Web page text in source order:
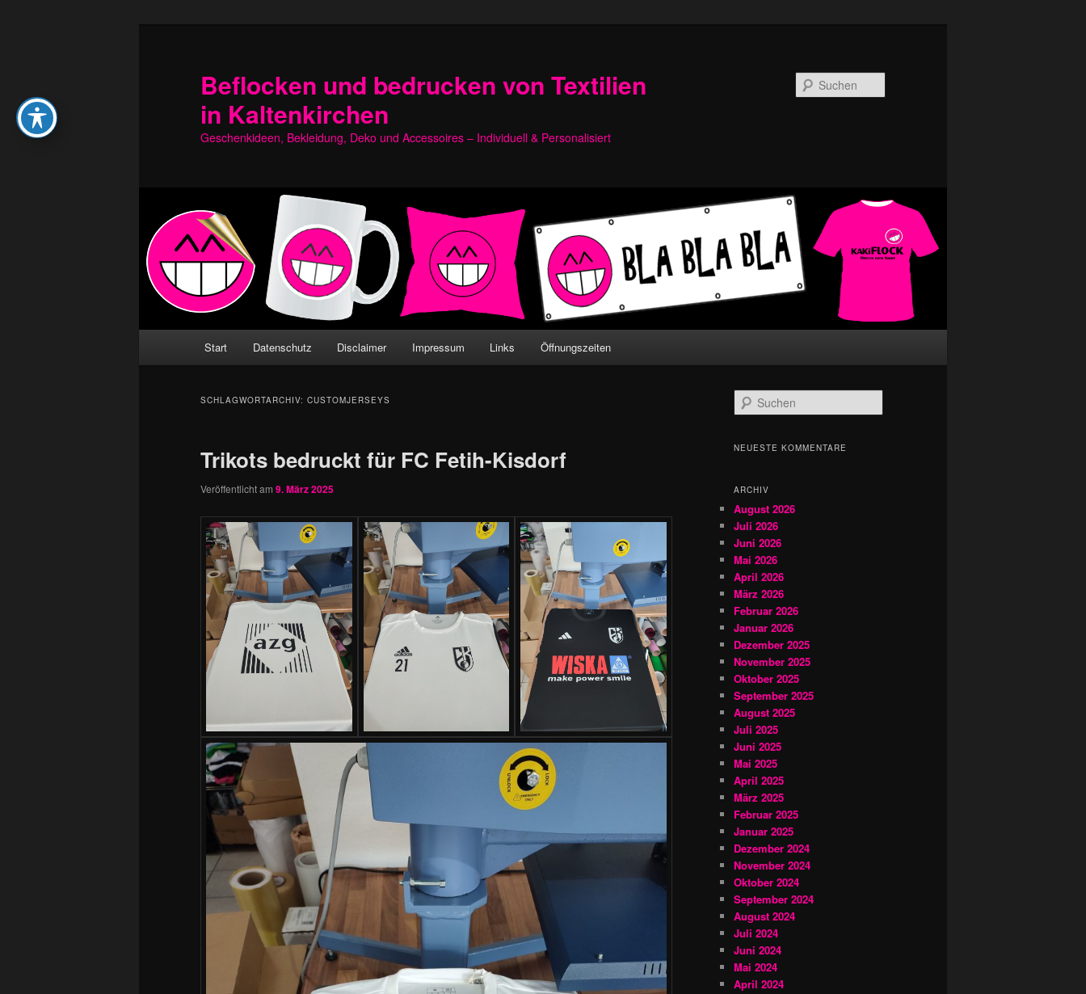
Beflocken und bedrucken von Textilien
in Kaltenkirchen
Geschenkideen, Bekleidung, Deko und Accessoires – Individuell & Personalisiert
Start Datenschutz Disclaimer Impressum Links Öffnungszeiten
SCHLAGWORTARCHIV: CUSTOMJERSEYS
Trikots bedruckt für FC Fetih-Kisdorf
Veröffentlicht am 9. März 2025
u
h
NEUESTE KOMMENTARE
ARCHIV
August 2026
Juli 2026
Juni 2026
Mai 2026
April 2026
März 2026
Februar 2026
Januar 2026
Dezember 2025
November 2025
Oktober 2025
September 2025
August 2025
Juli 2025
Juni 2025
Mai 2025
April 2025
März 2025
Februar 2025
Januar 2025
Dezember 2024
November 2024
Oktober 2024
September 2024
August 2024
Juli 2024
Juni 2024
Mai 2024
April 2024